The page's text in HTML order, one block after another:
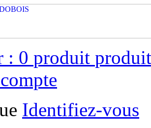
: 0 produit
Identifiez-vous